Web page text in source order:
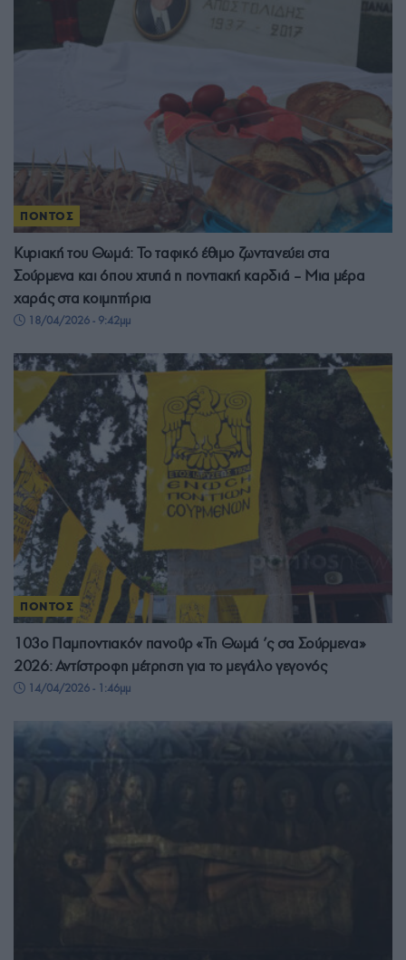
ΠΟΝΤΟΣ
Κυριακή του Θωμά: Το ταφικό έθιμο ζωντανεύει στα
Σούρμενα και όπου χτυπά η ποντιακή καρδιά – Μια μέρα
χαράς στα κοιμητήρια
18/04/2026 - 9:42μμ
ΠΟΝΤΟΣ
103ο Παμποντιακόν πανοΰρ «Τη Θωμά ’ς σα Σούρμενα»
2026: Αντίστροφη μέτρηση για το μεγάλο γεγονός
14/04/2026 - 1:46μμ